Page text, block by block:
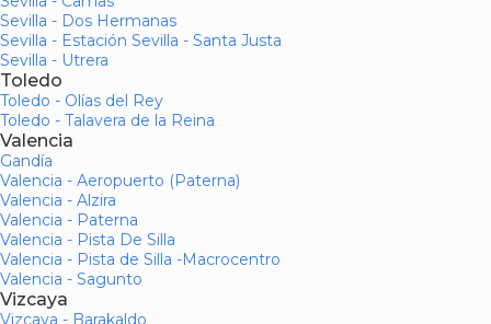
Sevilla - Dos Hermanas
Sevilla - Estación Sevilla - Santa Justa
Sevilla - Utrera
Toledo
Toledo - Olías del Rey
Toledo - Talavera de la Reina
Valencia
Gandía
Valencia - Aeropuerto (Paterna)
Valencia - Alzira
Valencia - Paterna
Valencia - Pista De Silla
Valencia - Pista de Silla -Macrocentro
Valencia - Sagunto
Vizcaya
Vizcaya - Barakaldo